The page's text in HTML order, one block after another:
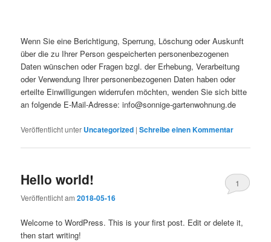
Wenn Sie eine Berichtigung, Sperrung, Löschung oder Auskunft
über die zu Ihrer Person gespeicherten personenbezogenen
Daten wünschen oder Fragen bzgl. der Erhebung, Verarbeitung
oder Verwendung Ihrer personenbezogenen Daten haben oder
erteilte Einwilligungen widerrufen möchten, wenden Sie sich bitte
an folgende E-Mail-Adresse: info@sonnige-gartenwohnung.de
Veröffentlicht unter Uncategorized |Schreibe einen Kommentar
Hello world!
Veröffentlicht am2018-05-16
1
Welcome to WordPress. This is your first post. Edit or delete it,
then start writing!